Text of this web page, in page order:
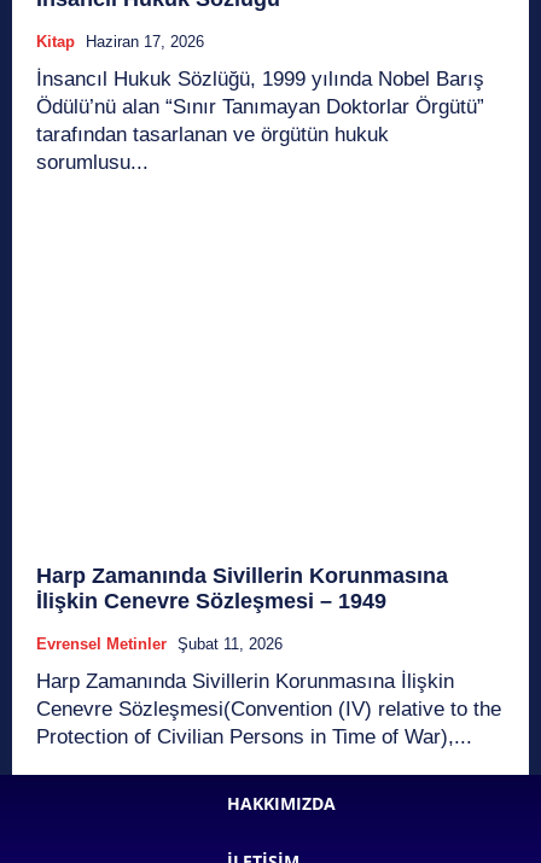
Kitap Haziran 17, 2026
İnsancıl Hukuk Sözlüğü, 1999 yılında Nobel Barış
Ödülü’nü alan “Sınır Tanımayan Doktorlar Örgütü”
tarafından tasarlanan ve örgütün hukuk
sorumlusu...
Harp Zamanında Sivillerin Korunmasına
İlişkin Cenevre Sözleşmesi – 1949
Evrensel Metinler Şubat 11, 2026
Harp Zamanında Sivillerin Korunmasına İlişkin
Cenevre Sözleşmesi(Convention (IV) relative to the
Protection of Civilian Persons in Time of War),...
HAKKIMIZDA